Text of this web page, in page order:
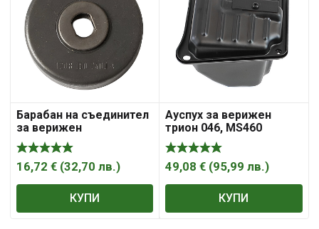
Барабан на съединител
за верижен
електрически трион
MSE140, MSE160
16,72 € (32,70 лв.)
КУПИ
Ауспух за верижен
трион 046, MS460
49,08€ (95,99лв.)
КУПИ